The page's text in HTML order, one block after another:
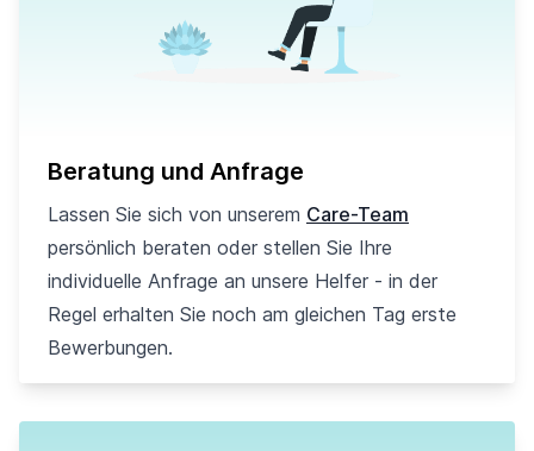
Beratung und Anfrage
Lassen Sie sich von unserem Care-Team
persönlich beraten oder stellen Sie Ihre
individuelle Anfrage an unsere Helfer - in der
Regel erhalten Sie noch am gleichen Tag erste
Bewerbungen.